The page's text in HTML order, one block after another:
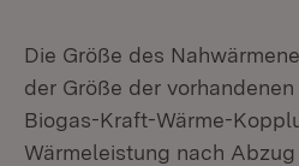
Die Größe des
der Größe der
Biogas-Kraft-Wärme-
Wärmeleistung nach